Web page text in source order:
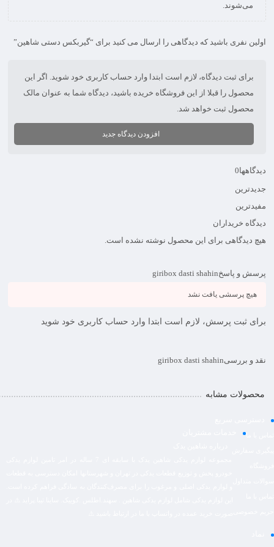
می‌شوند.
اولین نفری باشید که دیدگاهی را ارسال می کنید برای “گیربکس دستی شاهین”
برای ثبت دیدگاه، لازم است ابتدا وارد حساب کاربری خود شوید. اگر این
محصول را قبلا از این فروشگاه خریده باشید، دیدگاه شما به عنوان مالک
محصول ثبت خواهد شد.
افزودن دیدگاه جدید
دیدگاهها0
جدیدترین
مفیدترین
دیدگاه خریداران
هیچ دیدگاهی برای این محصول نوشته نشده است.
پرسش و پاسخgiribox dasti shahin
هیچ پرسشی یافت نشد
برای ثبت پرسش، لازم است ابتدا وارد حساب کاربری خود شوید
نقد و بررسیgiribox dasti shahin
محصولات مشابه